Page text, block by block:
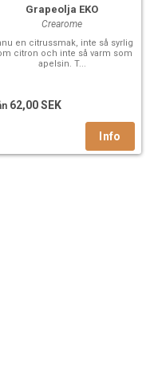
Grapeolja EKO
Crearome
en citrussmak, inte så syrlig
citron och inte så varm som
apelsin. T...
62,00 SEK